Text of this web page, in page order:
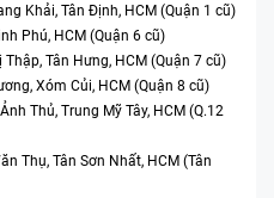
Khải, Tân Định, HCM (Quận 1 cũ)
Phú, HCM (Quận 6 cũ)
Tân Hưng, HCM (Quận 7 cũ)
Xóm Củi, HCM (Quận 8 cũ)
Thủ, Trung Mỹ Tây, HCM (Q.12
Thụ, Tân Sơn Nhất, HCM (Tân